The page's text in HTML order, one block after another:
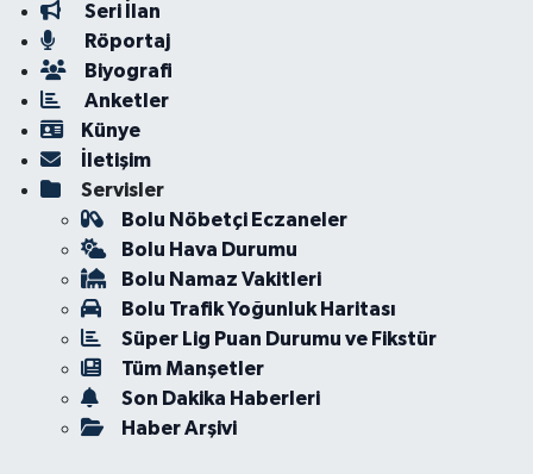
Seri İlan
Röportaj
Biyografi
Anketler
Künye
İletişim
Servisler
Bolu Nöbetçi Eczaneler
Bolu Hava Durumu
Bolu Namaz Vakitleri
Bolu Trafik Yoğunluk Haritası
Süper Lig Puan Durumu ve Fikstür
Tüm Manşetler
Son Dakika Haberleri
Haber Arşivi